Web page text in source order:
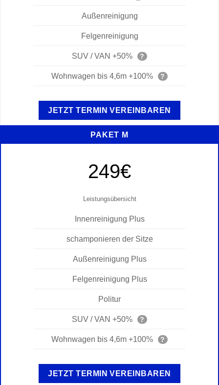
Außenreinigung
Felgenreinigung
SUV / VAN +50% ?
Wohnwagen bis 4,6m +100% ?
JETZT TERMIN VEREINBAREN
PAKET M
249€
Leistungsübersicht
Innenreinigung Plus
schamponieren der Sitze
Außenreinigung Plus
Felgenreinigung Plus
Politur
SUV / VAN +50% ?
Wohnwagen bis 4,6m +100% ?
JETZT TERMIN VEREINBAREN